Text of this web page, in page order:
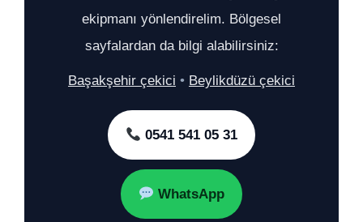
ekipmanı yönlendirelim. Bölgesel
sayfalardan da bilgi alabilirsiniz:
Başakşehir çekici • Beylikdüzü çekici
0541 541 05 31
WhatsApp